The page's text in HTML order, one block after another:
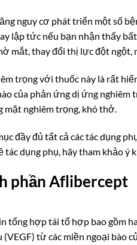
nguy cơ phát triển một số
lập tức nếu bạn nhận thấy
mắt, thay đổi thị lực đột ngột,
trọng với thuốc này là rất
của phản ứng dị ứng nghiêm
mặt nghiêm trọng, khó thở.
đầy đủ tất cả các tác dụng
tác dụng phụ, hãy tham khảo ý
phần Aflibercept
tổng hợp tái tổ hợp bao gồm
từ các miền ngoại bào